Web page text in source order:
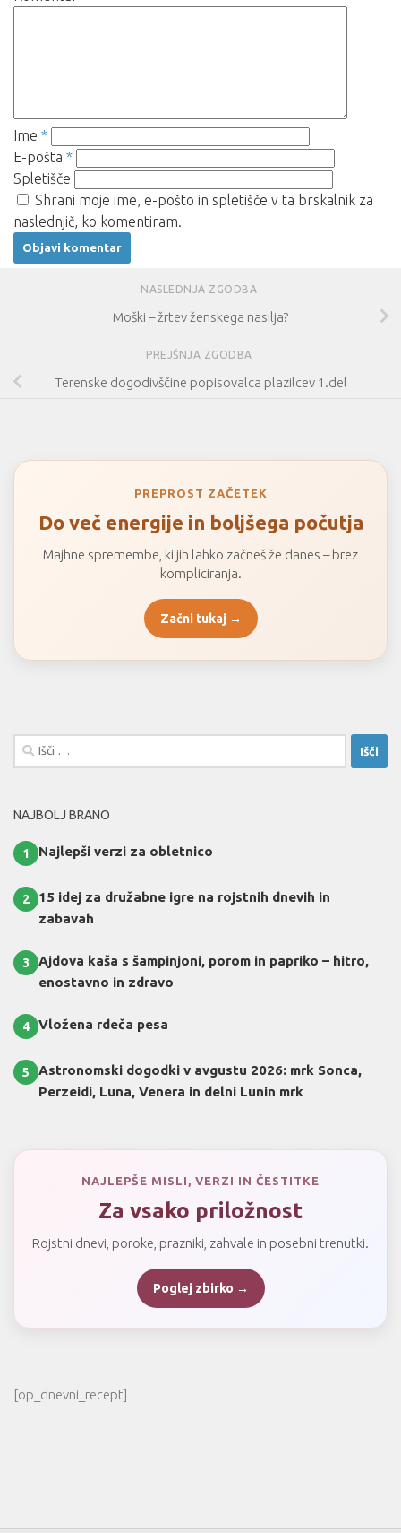
Ime *
E-pošta *
Spletišče
Shrani moje ime, e-pošto in spletišče v ta brskalnik za
naslednjič, ko komentiram.
NASLEDNJA ZGODBA
Moški – žrtev ženskega nasilja?
PREJŠNJA ZGODBA
Terenske dogodivščine popisovalca plazilcev 1.del
PREPROST ZAČETEK
Do več energije in boljšega počutja
Majhne spremembe, ki jih lahko začneš že danes – brez
kompliciranja.
Začni tukaj →
Išči:
NAJBOLJ BRANO
1 Najlepši verzi za obletnico
2
15 idej za družabne igre na rojstnih dnevih in
zabavah
3
Ajdova kaša s šampinjoni, porom in papriko – hitro,
enostavno in zdravo
4 Vložena rdeča pesa
5
Astronomski dogodki v avgustu 2026: mrk Sonca,
Perzeidi, Luna, Venera in delni Lunin mrk
NAJLEPŠE MISLI, VERZI IN ČESTITKE
Za vsako priložnost
Rojstni dnevi, poroke, prazniki, zahvale in posebni trenutki.
Poglej zbirko →
[op_dnevni_recept]